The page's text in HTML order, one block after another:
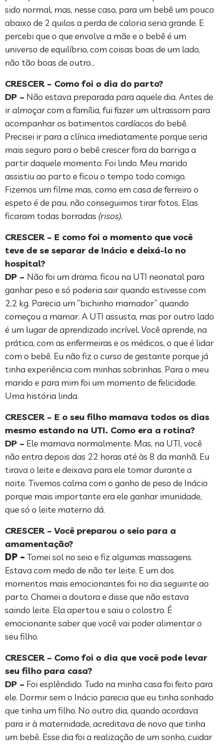
sido normal, mas, nesse caso, para um bebê um pouco
abaixo de 2 quilos a perda de caloria seria grande. E
percebi que o que envolve a mãe e o bebê é um
universo de equilíbrio, com coisas boas de um lado,
não tão boas de outro…
CRESCER – Como foi o dia do parto?
DP – Não estava preparada para aquele dia. Antes de
ir almoçar com a família, fui fazer um ultrassom para
acompanhar os batimentos cardíacos do bebê.
Precisei ir para a clínica imediatamente porque seria
mais seguro para o bebê crescer fora da barriga a
partir daquele momento. Foi lindo. Meu marido
assistiu ao parto e ficou o tempo todo comigo.
Fizemos um filme mas, como em casa de ferreiro o
espeto é de pau, não conseguimos tirar fotos. Elas
ficaram todas borradas (risos).
CRESCER – E como foi o momento que você
teve de se separar de Inácio e deixá-lo no
hospital?
DP – Não foi um drama. ficou na UTI neonatal para
ganhar peso e só poderia sair quando estivesse com
2,2 kg. Parecia um “bichinho mamador” quando
começou a mamar. A UTI assusta, mas por outro lado
é um lugar de aprendizado incrível. Você aprende, na
prática, com as enfermeiras e os médicos, o que é lidar
com o bebê. Eu não fiz o curso de gestante porque já
tinha experiência com minhas sobrinhas. Para o meu
marido e para mim foi um momento de felicidade.
Uma história linda.
CRESCER – E o seu filho mamava todos os dias
mesmo estando na UTI. Como era a rotina?
DP – Ele mamava normalmente. Mas, na UTI, você
não entra depois das 22 horas até às 8 da manhã. Eu
tirava o leite e deixava para ele tomar durante a
noite. Tivemos calma com o ganho de peso de Inácio
porque mais importante era ele ganhar imunidade,
que só o leite materno dá.
CRESCER – Você preparou o seio para a
amamentação?
DP – Tomei sol no seio e fiz algumas massagens.
Estava com medo de não ter leite. E um dos
momentos mais emocionantes foi no dia seguinte ao
parto. Chamei a doutora e disse que não estava
saindo leite. Ela apertou e saiu o colostro. É
emocionante saber que você vai poder alimentar o
seu filho.
CRESCER – Como foi o dia que você pode levar
seu filho para casa?
DP – Foi esplêndido. Tudo na minha casa foi feito para
ele. Dormir sem o Inácio parecia que eu tinha sonhado
que tinha um filho. No outro dia, quando acordava
para ir à maternidade, acreditava de novo que tinha
um bebê. Esse dia foi a realização de um sonho, cuidar